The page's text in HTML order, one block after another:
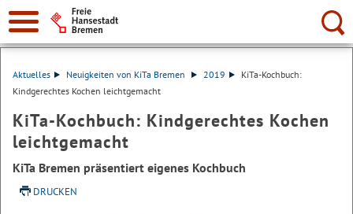
Suche:
Aktuelles Neuigkeiten von KiTa Bremen 2019
KiTa-Kochbuch:
Kindgerechtes Kochen leichtgemacht
KiTa-Kochbuch: Kindgerechtes Kochen
leichtgemacht
KiTa Bremen präsentiert eigenes Kochbuch
DRUCKEN